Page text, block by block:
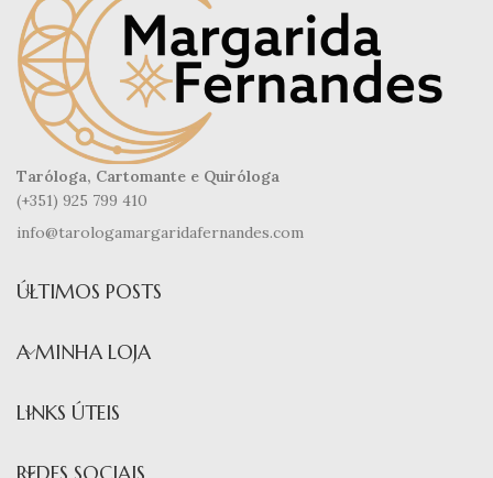
Taróloga, Cartomante e Quiróloga
(+351) 925 799 410
info@tarologamargaridafernandes.com
ÚLTIMOS POSTS
A MINHA LOJA
LINKS ÚTEIS